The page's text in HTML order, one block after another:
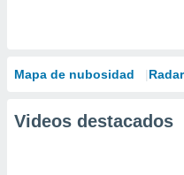
Mapa de nubosidad
Videos destacados